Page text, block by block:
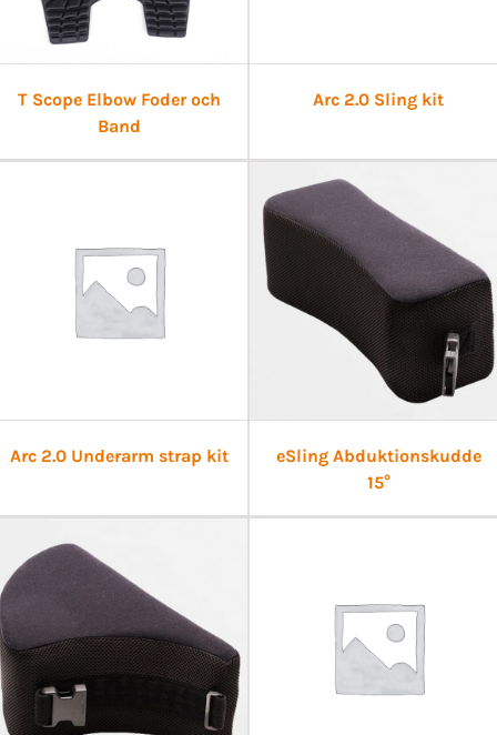
T Scope Elbow Foder och
Band
Arc 2.0 Sling kit
Arc 2.0 Underarm strap kit
eSling Abduktionskudde
15°